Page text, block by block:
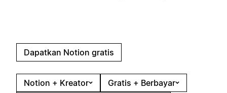
Dapatkan Notion gratis
Notion + Kreator
Gratis + Berbayar